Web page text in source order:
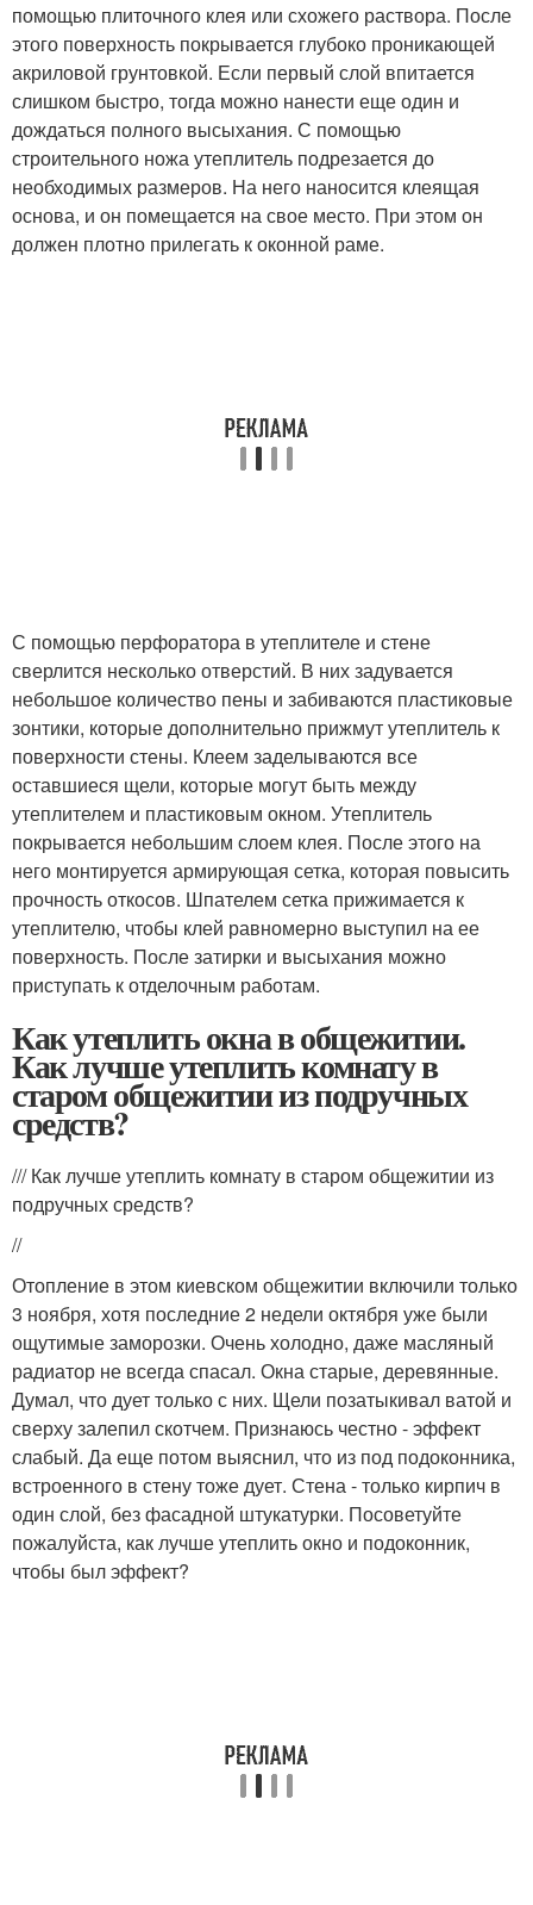
помощью плиточного клея или схожего раствора. После
этого поверхность покрывается глубоко проникающей
акриловой грунтовкой. Если первый слой впитается
слишком быстро, тогда можно нанести еще один и
дождаться полного высыхания. С помощью
строительного ножа утеплитель подрезается до
необходимых размеров. На него наносится клеящая
основа, и он помещается на свое место. При этом он
должен плотно прилегать к оконной раме.
С помощью перфоратора в утеплителе и стене
сверлится несколько отверстий. В них задувается
небольшое количество пены и забиваются пластиковые
зонтики, которые дополнительно прижмут утеплитель к
поверхности стены. Клеем заделываются все
оставшиеся щели, которые могут быть между
утеплителем и пластиковым окном. Утеплитель
покрывается небольшим слоем клея. После этого на
него монтируется армирующая сетка, которая повысить
прочность откосов. Шпателем сетка прижимается к
утеплителю, чтобы клей равномерно выступил на ее
поверхность. После затирки и высыхания можно
приступать к отделочным работам.
Как утеплить окна в общежитии.
Как лучше утеплить комнату в
старом общежитии из подручных
средств?
/// Как лучше утеплить комнату в старом общежитии из
подручных средств?
//
Отопление в этом киевском общежитии включили только
3 ноября, хотя последние 2 недели октября уже были
ощутимые заморозки. Очень холодно, даже масляный
радиатор не всегда спасал. Окна старые, деревянные.
Думал, что дует только с них. Щели позатыкивал ватой и
сверху залепил скотчем. Признаюсь честно - эффект
слабый. Да еще потом выяснил, что из под подоконника,
встроенного в стену тоже дует. Стена - только кирпич в
один слой, без фасадной штукатурки. Посоветуйте
пожалуйста, как лучше утеплить окно и подоконник,
чтобы был эффект?